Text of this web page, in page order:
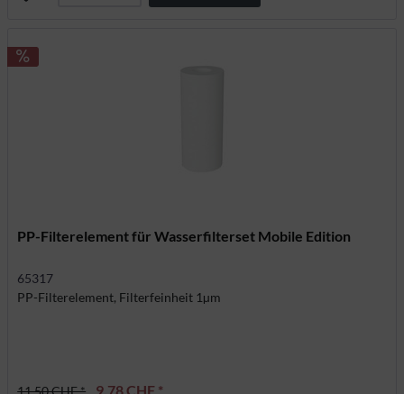
PP-Filterelement für Wasserfilterset Mobile Edition
65317
PP-Filterelement, Filterfeinheit 1µm
11,50 CHF * 9,78 CHF *